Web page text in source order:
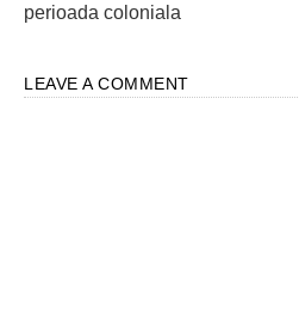
perioada coloniala
LEAVE A COMMENT